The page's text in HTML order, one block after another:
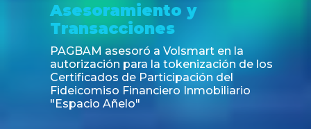
Asesoramiento y
Transacciones
PAGBAM asesoró a Volsmart en la
autorización para la tokenización de los
Certificados de Participación del
Fideicomiso Financiero Inmobiliario
"Espacio Añelo"